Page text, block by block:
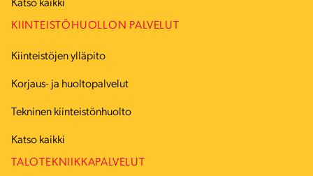
Katso kaikki
KIINTEISTÖHUOLLON PALVELUT
Kiinteistöjen ylläpito
Korjaus- ja huoltopalvelut
Tekninen kiinteistönhuolto
Katso kaikki
TALOTEKNIIKKAPALVELUT